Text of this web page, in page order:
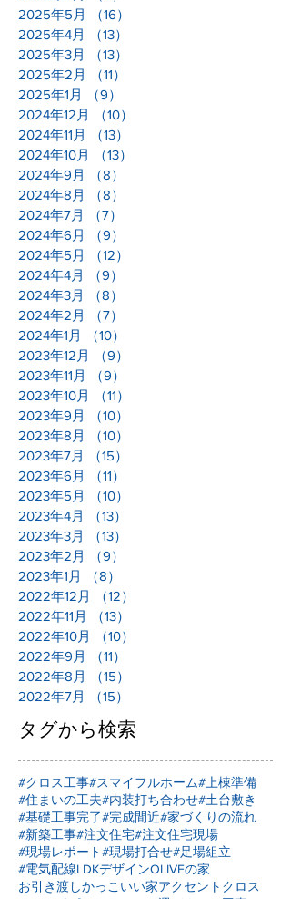
2025年5月
（16）
2025年4月
（13）
2025年3月
（13）
2025年2月
（11）
2025年1月
（9）
2024年12月
（10）
2024年11月
（13）
2024年10月
（13）
2024年9月
（8）
2024年8月
（8）
2024年7月
（7）
2024年6月
（9）
2024年5月
（12）
2024年4月
（9）
2024年3月
（8）
2024年2月
（7）
2024年1月
（10）
2023年12月
（9）
2023年11月
（9）
2023年10月
（11）
2023年9月
（10）
2023年8月
（10）
2023年7月
（15）
2023年6月
（11）
2023年5月
（10）
2023年4月
（13）
2023年3月
（13）
2023年2月
（9）
2023年1月
（8）
2022年12月
（12）
2022年11月
（13）
2022年10月
（10）
2022年9月
（11）
2022年8月
（15）
2022年7月
（15）
タグから検索
#クロス工事#スマイフルホーム#上棟準備
#住まいの工夫#内装打ち合わせ#土台敷き
#基礎工事完了#完成間近#家づくりの流れ
#新築工事#注文住宅#注文住宅現場
#現場レポート#現場打合せ#足場組立
#電気配線LDKデザインOLIVEの家
お引き渡しかっこいい家アクセントクロス